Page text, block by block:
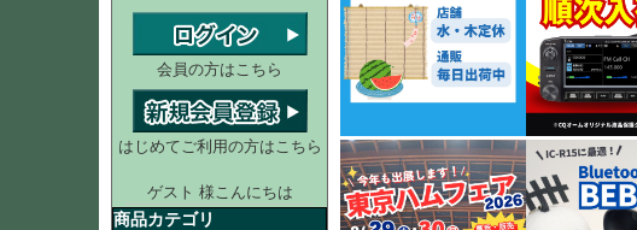
会員の方はこちら
はじめてご利用の方はこちら
ゲスト 様こんにちは
商品カテゴリ